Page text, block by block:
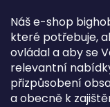
Náš e-shop
které potřebuje,
ovládal a aby se
relevantní
přizpůsobení
a obecně k